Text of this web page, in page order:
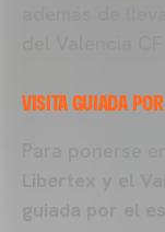
además de
VISITA GUIADA